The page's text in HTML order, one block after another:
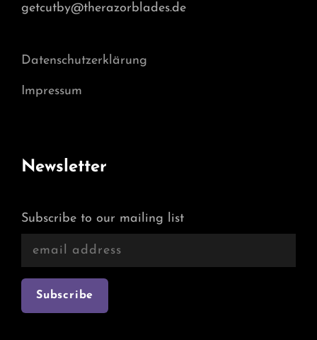
getcutby@therazorblades.de
Datenschutzerklärung
Impressum
Newsletter
Subscribe to our mailing list